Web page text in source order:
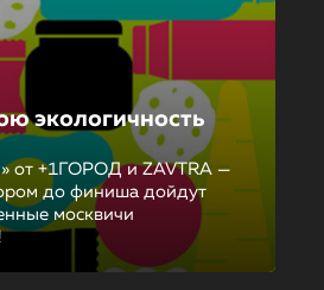
экологичность
от +1ГОРОД и ZAVTRA —
до финиша дойдут
москвичи